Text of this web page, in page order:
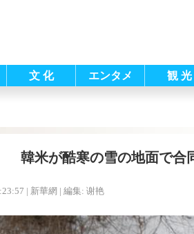
文 化 エンタメ 観 光
韓米が酷寒の雪の地面で合
| 新華網 | 編集: 谢艳